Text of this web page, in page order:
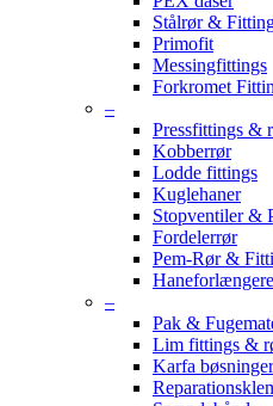
Stålrør &
Primofit
Messingfittings
Forkromet
–
Pressfittings &
Kobberrør
Lodde fittings
Kuglehaner
Stopventiler &
Fordelerrør
Pem-Rør &
Haneforlængere
–
Pak &
Lim fittings &
Karfa bøsninger